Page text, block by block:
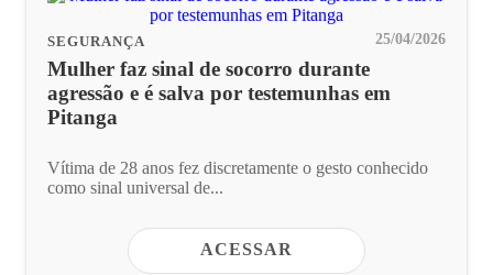
SEGURANÇA 25/04/2026
Mulher faz sinal de socorro durante
agressão e é salva por testemunhas em
Pitanga
Vítima de 28 anos fez discretamente o gesto conhecido
como sinal universal de...
ACESSAR